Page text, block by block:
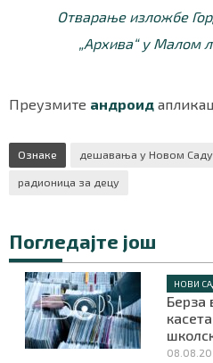
Отварање изложбе
„Архива“ у Малом
Преузмите андроид
Ознаке дешавања у Новом Саду
радионица за децу
Погледајте још
НОВИ
Берза